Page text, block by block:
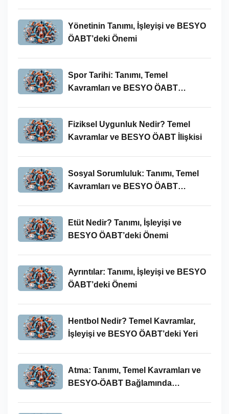
Yönetinin Tanımı, İşleyişi ve BESYO
ÖABT’deki Önemi
Spor Tarihi: Tanımı, Temel
Kavramları ve BESYO ÖABT
Fiziksel Uygunluk Nedir? Temel
Kavramlar ve BESYO ÖABT İlişkisi
Sosyal Sorumluluk: Tanımı, Temel
Kavramları ve BESYO ÖABT
Etüt Nedir? Tanımı, İşleyişi ve
BESYO ÖABT’deki Önemi
Ayrıntılar: Tanımı, İşleyişi ve BESYO
ÖABT’deki Önemi
Hentbol Nedir? Temel Kavramlar,
İşleyişi ve BESYO ÖABT’deki Yeri
Atma: Tanımı, Temel Kavramları ve
BESYO-ÖABT Bağlamında